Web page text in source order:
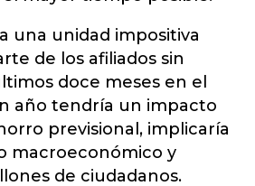
una unidad impositiva
de los afiliados sin
doce meses en el
año tendría un impacto
previsional, implicaría
macroeconómico y
de ciudadanos.